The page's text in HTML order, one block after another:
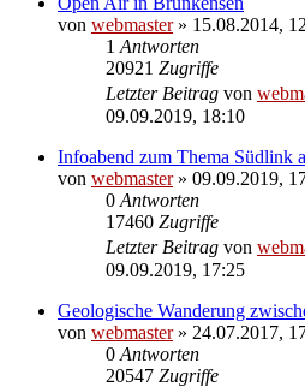
von webmaster» 15.08.2014,
1 Antworten
20921 Zugriffe
Letzter Beitrag von
09.09.2019, 18:10
Infoabend zum Thema Südlink
von webmaster» 09.09.2019,
0 Antworten
17460 Zugriffe
Letzter Beitrag von
09.09.2019, 17:25
Geologische Wanderung
von webmaster» 24.07.2017,
0 Antworten
20547 Zugriffe